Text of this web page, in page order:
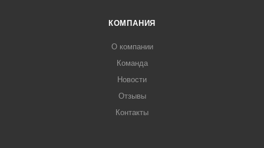
КОМПАНИЯ
О компании
Команда
Новости
Отзывы
Контакты